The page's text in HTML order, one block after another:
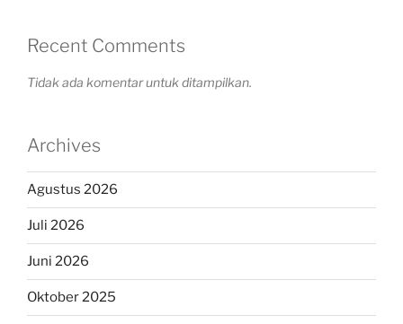
Recent Comments
Tidak ada komentar untuk ditampilkan.
Archives
Agustus 2026
Juli 2026
Juni 2026
Oktober 2025